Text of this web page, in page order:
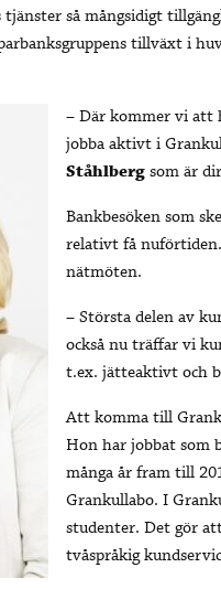
så mångsidigt
tillväxt i
– Där kommer vi att
jobba aktivt i
Ståhlberg som är
Bankbesöken som
relativt få
nätmöten.
– Största delen av
också nu träffar vi
t.ex. jätteaktivt och
Att komma till
Hon har jobbat som
många år fram till
Grankullabo. I
studenter. Det gör
tvåspråkig